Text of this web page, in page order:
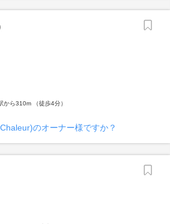
から310m （徒歩4分）
のオーナー様ですか？